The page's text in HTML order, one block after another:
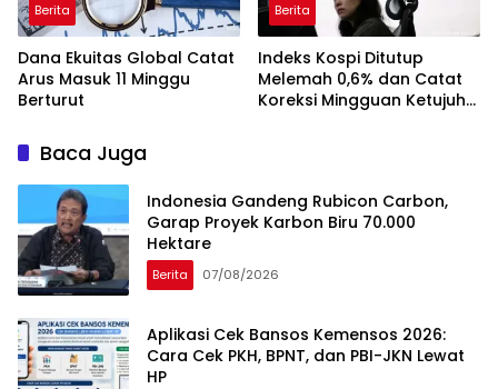
Berita
Dana Ekuitas Global Catat
Arus Masuk 11 Minggu
Berturut
Berita
Indeks Kospi Ditutup
Melemah 0,6% dan Catat
Koreksi Mingguan Ketujuh
Baca Juga
Indonesia Gandeng Rubicon Carbon,
Garap Proyek Karbon Biru 70.000
Hektare
Berita 07/08/2026
Aplikasi Cek Bansos Kemensos 2026:
Cara Cek PKH, BPNT, dan PBI-JKN Lewat
HP